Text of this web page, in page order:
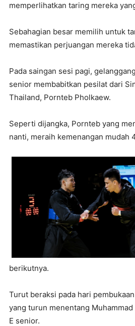
memperlihatkan taring mereka
Sebahagian besar memilih untuk
memastikan perjuangan mereka
Pada saingan sesi pagi,
senior membabitkan pesilat dari
Thailand, Pornteb Pholkaew.
Seperti dijangka, Pornteb yang
nanti, meraih kemenangan mudah
berikutnya.
Turut beraksi pada hari
yang turun menentang
E senior.